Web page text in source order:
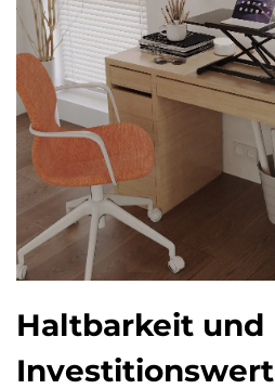
Haltbarkeit und
Investitionswert